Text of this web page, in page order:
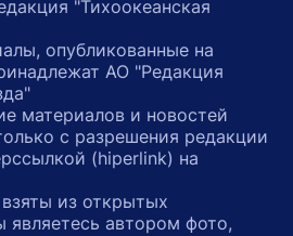
"Тихоокеанская
опубликованные на
АО "Редакция
материалов и новостей
с разрешения редакции
(hiperlink) на
из открытых
являетесь автором фото,